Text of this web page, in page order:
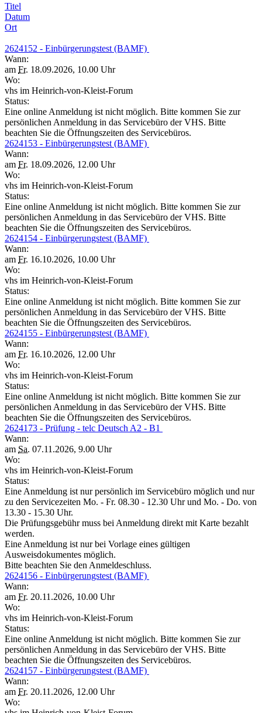
Titel
Datum
Ort
2624152 - Einbürgerungstest (BAMF)
Wann:
am Fr. 18.09.2026, 10.00 Uhr
Wo:
vhs im Heinrich-von-Kleist-Forum
Status:
Eine online Anmeldung ist nicht möglich. Bitte kommen Sie zur
persönlichen Anmeldung in das Servicebüro der VHS. Bitte
beachten Sie die Öffnungszeiten des Servicebüros.
2624153 - Einbürgerungstest (BAMF)
Wann:
am Fr. 18.09.2026, 12.00 Uhr
Wo:
vhs im Heinrich-von-Kleist-Forum
Status:
Eine online Anmeldung ist nicht möglich. Bitte kommen Sie zur
persönlichen Anmeldung in das Servicebüro der VHS. Bitte
beachten Sie die Öffnungszeiten des Servicebüros.
2624154 - Einbürgerungstest (BAMF)
Wann:
am Fr. 16.10.2026, 10.00 Uhr
Wo:
vhs im Heinrich-von-Kleist-Forum
Status:
Eine online Anmeldung ist nicht möglich. Bitte kommen Sie zur
persönlichen Anmeldung in das Servicebüro der VHS. Bitte
beachten Sie die Öffnungszeiten des Servicebüros.
2624155 - Einbürgerungstest (BAMF)
Wann:
am Fr. 16.10.2026, 12.00 Uhr
Wo:
vhs im Heinrich-von-Kleist-Forum
Status:
Eine online Anmeldung ist nicht möglich. Bitte kommen Sie zur
persönlichen Anmeldung in das Servicebüro der VHS. Bitte
beachten Sie die Öffnungszeiten des Servicebüros.
2624173 - Prüfung - telc Deutsch A2 - B1
Wann:
am Sa. 07.11.2026, 9.00 Uhr
Wo:
vhs im Heinrich-von-Kleist-Forum
Status:
Eine Anmeldung ist nur persönlich im Servicebüro möglich und nur
zu den Servicezeiten Mo. - Fr. 08.30 - 12.30 Uhr und Mo. - Do. von
13.30 - 15.30 Uhr.
Die Prüfungsgebühr muss bei Anmeldung direkt mit Karte bezahlt
werden.
Eine Anmeldung ist nur bei Vorlage eines gültigen
Ausweisdokumentes möglich.
Bitte beachten Sie den Anmeldeschluss.
2624156 - Einbürgerungstest (BAMF)
Wann:
am Fr. 20.11.2026, 10.00 Uhr
Wo:
vhs im Heinrich-von-Kleist-Forum
Status:
Eine online Anmeldung ist nicht möglich. Bitte kommen Sie zur
persönlichen Anmeldung in das Servicebüro der VHS. Bitte
beachten Sie die Öffnungszeiten des Servicebüros.
2624157 - Einbürgerungstest (BAMF)
Wann:
am Fr. 20.11.2026, 12.00 Uhr
Wo: